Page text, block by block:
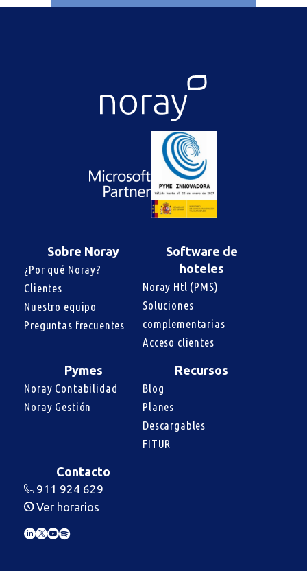
Sobre Noray
¿Por qué Noray?
Clientes
Nuestro equipo
Preguntas frecuentes
Software de
hoteles
Noray Htl (PMS)
Soluciones
complementarias
Acceso clientes
Pymes
Noray Contabilidad
Noray Gestión
Recursos
Blog
Planes
Descargables
FITUR
Contacto
Ver horarios
911 924 629